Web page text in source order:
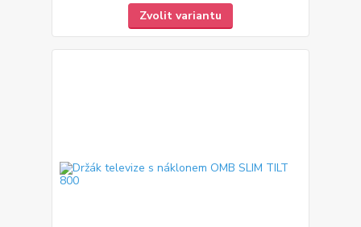
Zvolit variantu